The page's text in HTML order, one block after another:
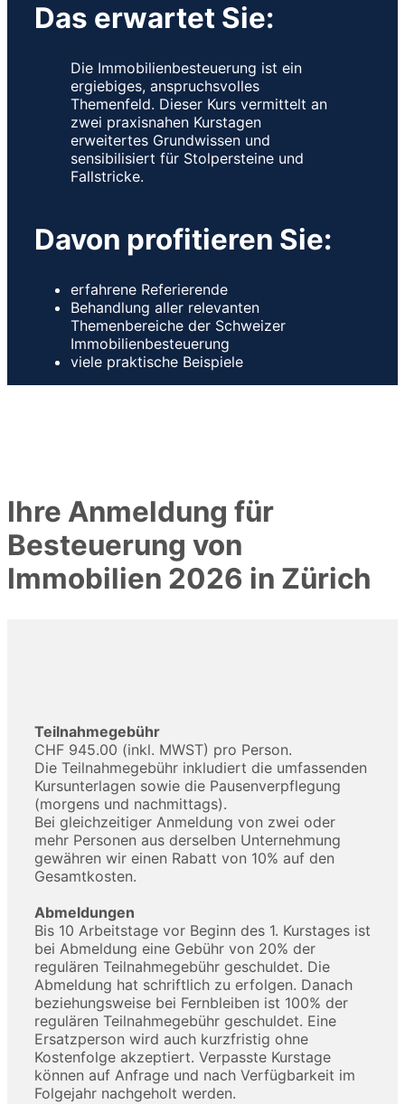
Das erwartet Sie:
Die Immobilienbesteuerung ist ein
ergiebiges, anspruchsvolles
Themenfeld. Dieser Kurs vermittelt an
zwei praxisnahen Kurstagen
erweitertes Grundwissen und
sensibilisiert für Stolpersteine und
Fallstricke.
Davon profitieren Sie:
erfahrene Referierende
Behandlung aller relevanten
Themenbereiche der Schweizer
Immobilienbesteuerung
viele praktische Beispiele
Ihre Anmeldung für
Besteuerung von
Immobilien 2026 in Zürich
Teilnahmegebühr
CHF 945.00 (inkl. MWST) pro Person.
Die Teilnahmegebühr inkludiert die umfassenden
Kursunterlagen sowie die Pausenverpflegung
(morgens und nachmittags).
Bei gleichzeitiger Anmeldung von zwei oder
mehr Personen aus derselben Unternehmung
gewähren wir einen Rabatt von 10% auf den
Gesamtkosten.
Abmeldungen
Bis 10 Arbeitstage vor Beginn des 1. Kurstages ist
bei Abmeldung eine Gebühr von 20% der
regulären Teilnahmegebühr geschuldet. Die
Abmeldung hat schriftlich zu erfolgen. Danach
beziehungsweise bei Fernbleiben ist 100% der
regulären Teilnahmegebühr geschuldet. Eine
Ersatzperson wird auch kurzfristig ohne
Kostenfolge akzeptiert. Verpasste Kurstage
können auf Anfrage und nach Verfügbarkeit im
Folgejahr nachgeholt werden.